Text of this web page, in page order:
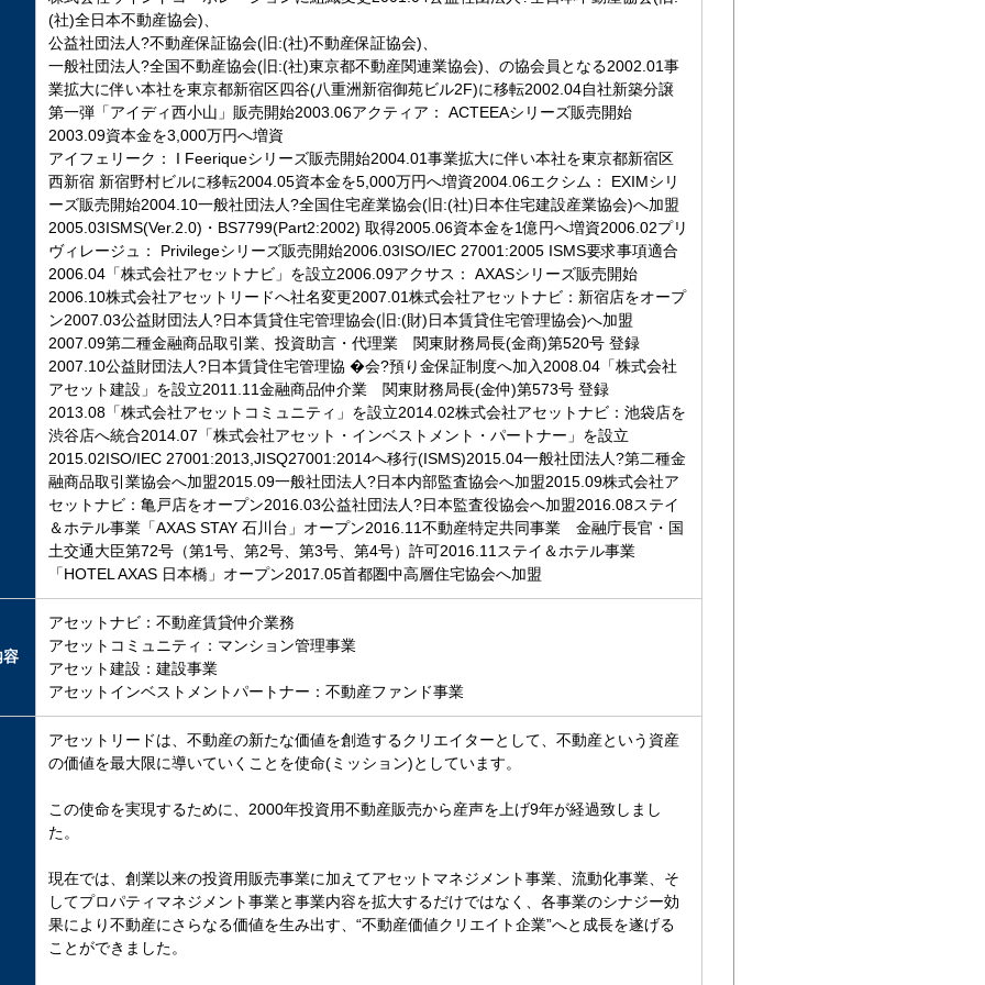
(社)全日本不動産協会)、
公益社団法人?不動産保証協会(旧:(社)不動産保証協会)、
一般社団法人?全国不動産協会(旧:(社)東京都不動産関連業協会)、の協会員となる2002.01事
業拡大に伴い本社を東京都新宿区四谷(八重洲新宿御苑ビル2F)に移転2002.04自社新築分譲
第一弾「アイディ西小山」販売開始2003.06アクティア： ACTEEAシリーズ販売開始
2003.09資本金を3,000万円へ増資
アイフェリーク： I Feeriqueシリーズ販売開始2004.01事業拡大に伴い本社を東京都新宿区
西新宿 新宿野村ビルに移転2004.05資本金を5,000万円へ増資2004.06エクシム： EXIMシリ
ーズ販売開始2004.10一般社団法人?全国住宅産業協会(旧:(社)日本住宅建設産業協会)へ加盟
2005.03ISMS(Ver.2.0)・BS7799(Part2:2002) 取得2005.06資本金を1億円へ増資2006.02プリ
ヴィレージュ： Privilegeシリーズ販売開始2006.03ISO/IEC 27001:2005 ISMS要求事項適合
2006.04「株式会社アセットナビ」を設立2006.09アクサス： AXASシリーズ販売開始
2006.10株式会社アセットリードへ社名変更2007.01株式会社アセットナビ：新宿店をオープ
ン2007.03公益財団法人?日本賃貸住宅管理協会(旧:(財)日本賃貸住宅管理協会)へ加盟
2007.09第二種金融商品取引業、投資助言・代理業 関東財務局長(金商)第520号 登録
2007.10公益財団法人?日本賃貸住宅管理協 �会?預り金保証制度へ加入2008.04「株式会社
アセット建設」を設立2011.11金融商品仲介業 関東財務局長(金仲)第573号 登録
2013.08「株式会社アセットコミュニティ」を設立2014.02株式会社アセットナビ：池袋店を
渋谷店へ統合2014.07「株式会社アセット・インベストメント・パートナー」を設立
2015.02ISO/IEC 27001:2013,JISQ27001:2014へ移行(ISMS)2015.04一般社団法人?第二種金
融商品取引業協会へ加盟2015.09一般社団法人?日本内部監査協会へ加盟2015.09株式会社ア
セットナビ：亀戸店をオープン2016.03公益社団法人?日本監査役協会へ加盟2016.08ステイ
＆ホテル事業「AXAS STAY 石川台」オープン2016.11不動産特定共同事業 金融庁長官・国
土交通大臣第72号（第1号、第2号、第3号、第4号）許可2016.11ステイ＆ホテル事業
「HOTEL AXAS 日本橋」オープン2017.05首都圏中高層住宅協会へ加盟
容
アセットナビ：不動産賃貸仲介業務
アセットコミュニティ：マンション管理事業
アセット建設：建設事業
アセットインベストメントパートナー：不動産ファンド事業
アセットリードは、不動産の新たな価値を創造するクリエイターとして、不動産という資産
の価値を最大限に導いていくことを使命(ミッション)としています。
この使命を実現するために、2000年投資用不動産販売から産声を上げ9年が経過致しまし
た。
現在では、創業以来の投資用販売事業に加えてアセットマネジメント事業、流動化事業、そ
してプロパティマネジメント事業と事業内容を拡大するだけではなく、各事業のシナジー効
果により不動産にさらなる価値を生み出す、“不動産価値クリエイト企業”へと成長を遂げる
ことができました。